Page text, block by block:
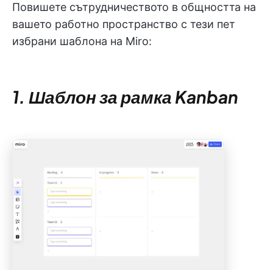
Повишете сътрудничеството в общността на
вашето работно пространство с тези пет
избрани шаблона на Miro:
1. Шаблон за рамка Kanban